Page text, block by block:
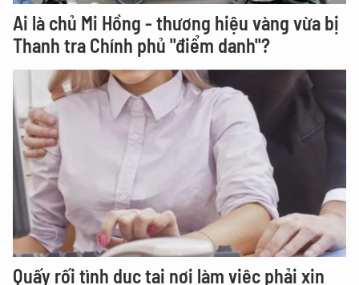
Ai là chủ Mi Hồng - thương hiệu vàng vừa bị
Thanh tra Chính phủ "điểm danh"?
Quấy rối tình dục tại nơi làm việc phải xin